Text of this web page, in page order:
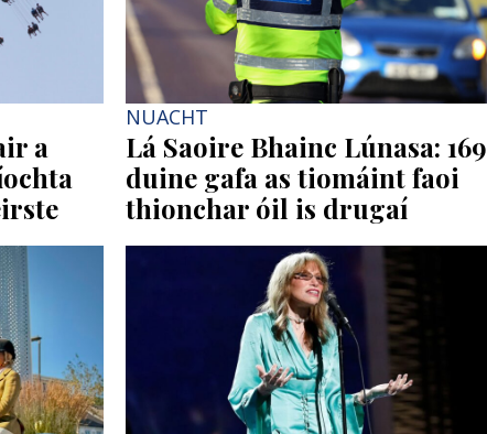
a
NUACHT
Lá Saoire Bhainc Lúnasa: 169
duine gafa as tiomáint faoi
thionchar óil is drugaí